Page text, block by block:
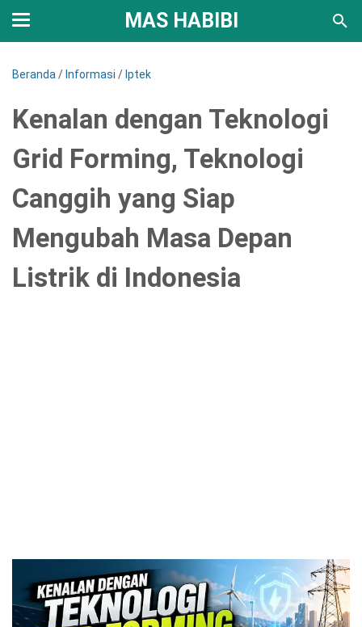
MAS HABIBI
Beranda / Informasi / Iptek
Kenalan dengan Teknologi
Grid Forming, Teknologi
Canggih yang Siap
Mengubah Masa Depan
Listrik di Indonesia